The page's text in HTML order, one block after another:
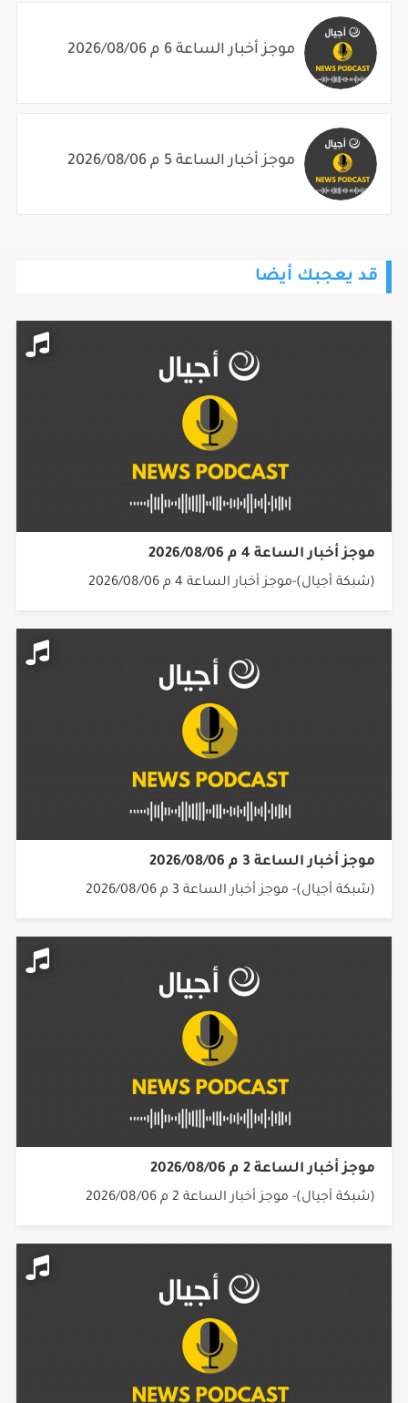
موجز أخبار الساعة 6 م 2026/08/06
موجز أخبار الساعة 5 م 2026/08/06
قد يعجبك أيضا
موجز أخبار الساعة 4 م 2026/08/06
(شبكة أجيال)-موجز أخبار الساعة 4 م 2026/08/06
موجز أخبار الساعة 3 م 2026/08/06
(شبكة أجيال)- موجز أخبار الساعة 3 م 2026/08/06
موجز أخبار الساعة 2 م 2026/08/06
(شبكة أجيال)- موجز أخبار الساعة 2 م 2026/08/06